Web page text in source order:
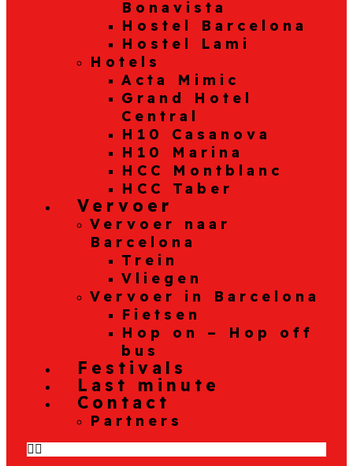
Bonavista
Hostel Barcelona
Hostel Lami
Hotels
Acta Mimic
Grand Hotel
Central
H10 Casanova
H10 Marina
HCC Montblanc
HCC Taber
Vervoer
Vervoer naar
Barcelona
Trein
Vliegen
Vervoer in Barcelona
Fietsen
Hop on – Hop off
bus
Festivals
Last minute
Contact
Partners